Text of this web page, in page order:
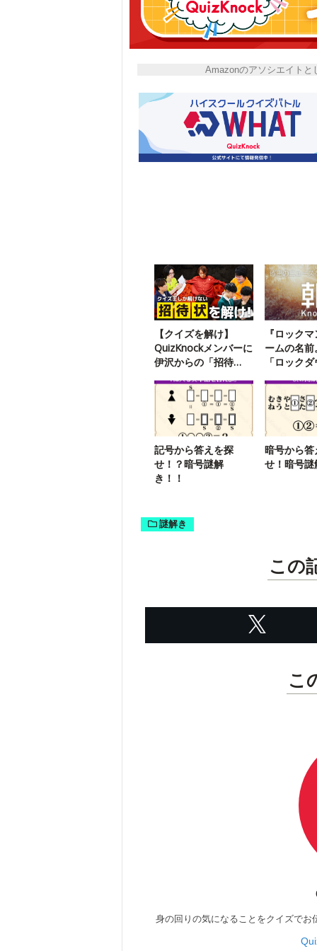
Amazonのアソシエイトと
【クイズを解け】
QuizKnockメンバーに
伊沢からの「招待
す
『ロック
ームの名
「ロック
記号から答えを探
せ！？暗号謎解
き！！
暗号から答
せ！暗号謎
謎解き
この
こ
身の回りの気になることをクイズでお